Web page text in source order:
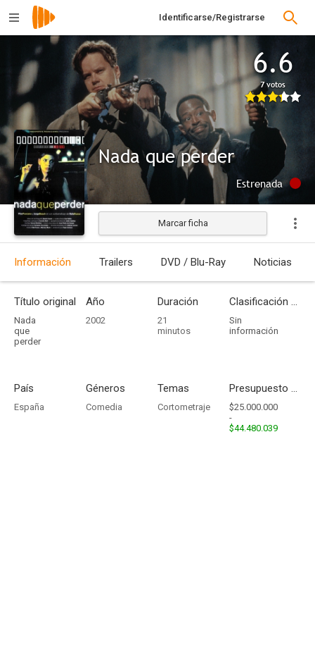
Identificarse/Registrarse
6.6
7 votos
Nada que perder
Estrenada
Marcar ficha
Información Trailers DVD / Blu-Ray Noticias
Título original
Nada
que
perder
Año
2002
Duración
21
minutos
Clasificación por edades
Sin
información
País
España
Géneros
Comedia
Temas
Cortometraje
Presupuesto - Ingresos
$25.000.000
-
$44.480.039